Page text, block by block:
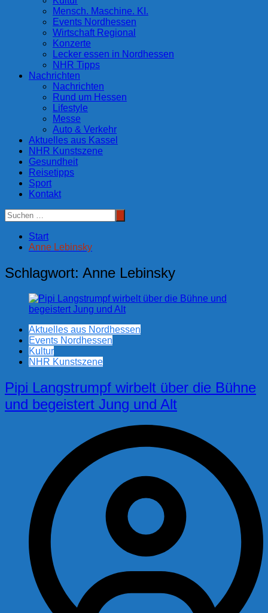
Mensch. Maschine. KI.
Events Nordhessen
Wirtschaft Regional
Konzerte
Lecker essen in Nordhessen
NHR Tipps
Nachrichten
Nachrichten
Rund um Hessen
Lifestyle
Messe
Auto & Verkehr
Aktuelles aus Kassel
NHR Kunstszene
Gesundheit
Reisetipps
Sport
Kontakt
Start
Anne Lebinsky
Schlagwort: Anne Lebinsky
Aktuelles aus Nordhessen
Events Nordhessen
Kultur
NHR Kunstszene
Pipi Langstrumpf wirbelt über die Bühne
und begeistert Jung und Alt